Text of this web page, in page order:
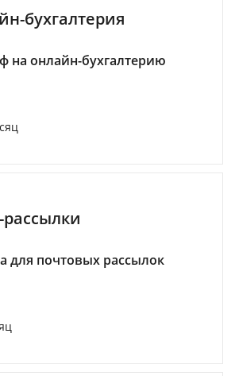
бухгалтерия
на онлайн-бухгалтерию
рассылки
для почтовых рассылок